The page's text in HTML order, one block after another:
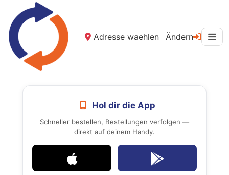
Adresse waehlen Ändern
Hol dir die App
Schneller bestellen, Bestellungen verfolgen —
direkt auf deinem Handy.